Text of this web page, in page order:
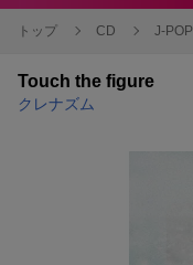
トップ CD J-POP
Touch the figure
クレナズム